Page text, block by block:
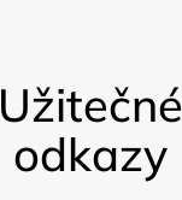
Užitečné
odkazy